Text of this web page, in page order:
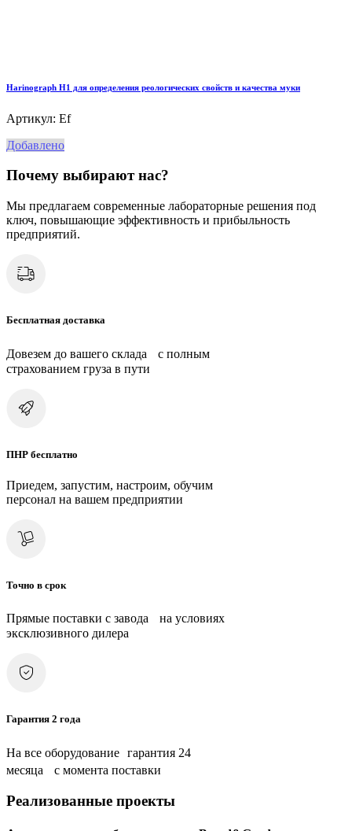
Harinograph Н1 для определения реологических свойств и качества муки
Артикул: Ef
Добавлено
Почему выбирают нас?
Мы предлагаем современные лабораторные решения под
ключ, повышающие эффективность и прибыльность
предприятий.
Бесплатная доставка
Довезем до вашего склада с полным
страхованием груза в пути
ПНР бесплатно
Приедем, запустим, настроим, обучим
персонал на вашем предприятии
Точно в срок
Прямые поставки с завода на условиях
эксклюзивного дилера
Гарантия 2 года
На все оборудование гарантия 24
месяца с момента поставки
Реализованные проекты